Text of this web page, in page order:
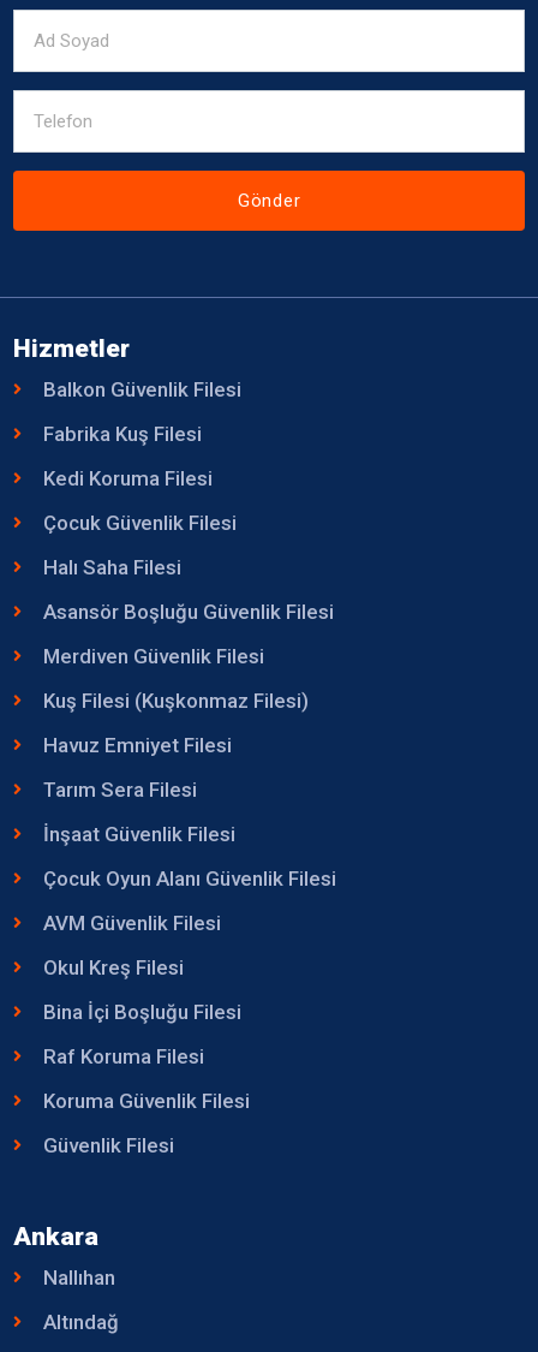
Gönder
Hizmetler
Balkon Güvenlik Filesi
Fabrika Kuş Filesi
Kedi Koruma Filesi
Çocuk Güvenlik Filesi
Halı Saha Filesi
Asansör Boşluğu Güvenlik Filesi
Merdiven Güvenlik Filesi
Kuş Filesi (Kuşkonmaz Filesi)
Havuz Emniyet Filesi
Tarım Sera Filesi
İnşaat Güvenlik Filesi
Çocuk Oyun Alanı Güvenlik Filesi
AVM Güvenlik Filesi
Okul Kreş Filesi
Bina İçi Boşluğu Filesi
Raf Koruma Filesi
Koruma Güvenlik Filesi
Güvenlik Filesi
Ankara
Nallıhan
Altındağ